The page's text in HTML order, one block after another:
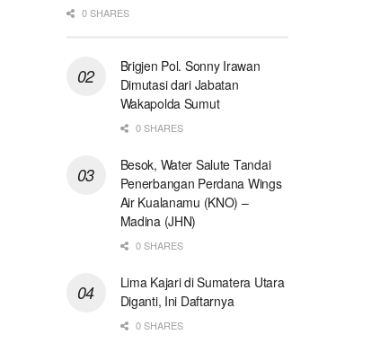
0 SHARES
Brigjen Pol. Sonny Irawan
Dimutasi dari Jabatan
Wakapolda Sumut
0 SHARES
Besok, Water Salute Tandai
Penerbangan Perdana Wings
Air Kualanamu (KNO) –
Madina (JHN)
0 SHARES
Lima Kajari di Sumatera Utara
Diganti, Ini Daftarnya
0 SHARES